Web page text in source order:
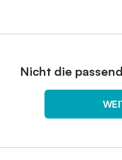
Nicht die